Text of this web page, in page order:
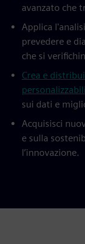
avanzato che
Applica
prevedere e
che si
Crea e
personalizzabili
sui dati e
Acquisisci
e sulla
l’innovazione.